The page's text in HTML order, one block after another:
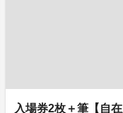
入場券2枚＋筆【自